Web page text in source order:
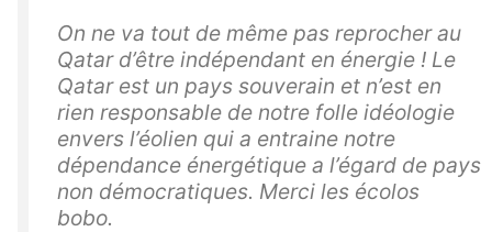
On ne va tout de même pas reprocher au
Qatar d’être indépendant en énergie ! Le
Qatar est un pays souverain et n’est en
rien responsable de notre folle idéologie
envers l’éolien qui a entraine notre
dépendance énergétique a l’égard de pays
non démocratiques. Merci les écolos
bobo.